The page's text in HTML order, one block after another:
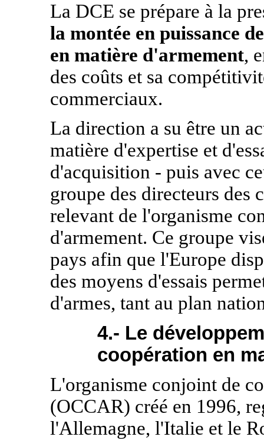
La DCE se prépare à la
la montée en puissance
en matière d'armement,
des coûts et sa
commerciaux.
La direction a su être un
matière d'expertise et
d'acquisition - puis avec
groupe des directeurs des
relevant de l'organisme
d'armement. Ce groupe
pays afin que l'Europe
des moyens d'essais
d'armes, tant au plan
4.- Le
coopération en
L'organisme conjoint de
(OCCAR) créé en 1996,
l'Allemagne, l'Italie et le